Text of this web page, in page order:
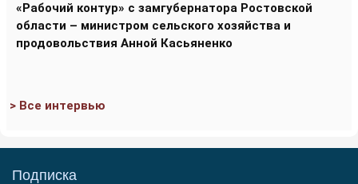
«Рабочий контур» с замгубернатора Ростовской
области – министром сельского хозяйства и
продовольствия Анной Касьяненко
> Все интервью
Подписка